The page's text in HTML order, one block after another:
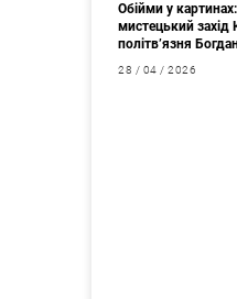
Обійми у
мистецький захід
політв’язня
28 / 04 / 2026